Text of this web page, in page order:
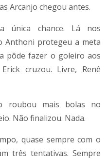
Arcanjo chegou antes.
única chance. Lá nos
Anthoni protegeu a meta
pôde fazer o goleiro aos
cruzou. Livre, Renê
roubou mais bolas no
Não finalizou. Nada.
quase sempre com o
três tentativas. Sempre